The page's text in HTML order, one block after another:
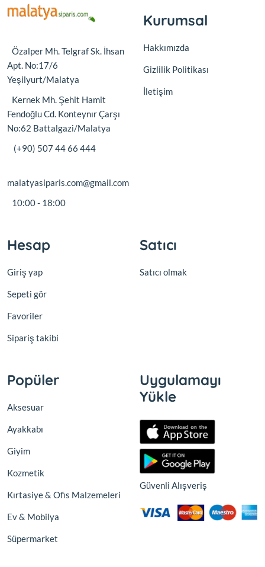
Özalper Mh. Telgraf Sk. İhsan
Apt. No:17/6
Yeşilyurt/Malatya
Kernek Mh. Şehit Hamit
Fendoğlu Cd. Konteynır Çarşı
No:62 Battalgazi/Malatya
(+90) 507 44 66 444
malatyasiparis.com@gmail.com
10:00 - 18:00
Kurumsal
Hakkımızda
Gizlilik Politikası
İletişim
Hesap
Giriş yap
Sepeti gör
Favoriler
Sipariş takibi
Satıcı
Satıcı olmak
Popüler
Aksesuar
Ayakkabı
Giyim
Kozmetik
Kırtasiye & Ofis Malzemeleri
Ev & Mobilya
Süpermarket
Uygulamayı
Yükle
Güvenli Alışveriş